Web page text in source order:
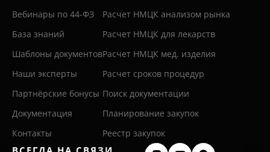
Вебинары по 44-ФЗ
База знаний
Шаблоны документов
Наши эксперты
Партнёрские бонусы
Документация
Контакты
Расчет НМЦК анализом рынка
Расчет НМЦК для лекарств
Расчет НМЦК мед. изделия
Расчет сроков процедур
Поиск документации
Планирование закупок
Реестр закупок